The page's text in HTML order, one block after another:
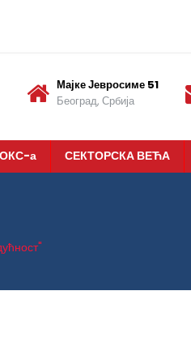
Мајке Јевросиме 51
Београд, Србија
а СЕКТОРСКА ВЕЋА